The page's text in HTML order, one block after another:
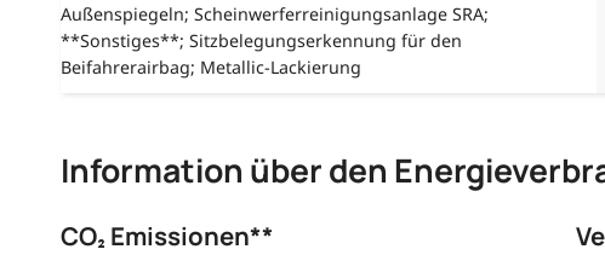
Außenspiegeln; Scheinwerferreinigungsanlage SRA;
**Sonstiges**; Sitzbelegungserkennung für den
Beifahrerairbag; Metallic-Lackierung
Information über den
CO₂ Emissionen**